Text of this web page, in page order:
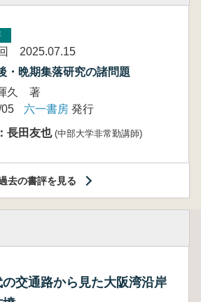
2025.07.15
・晩期集落研究の諸問題
久 著
六一書房 発行
長田友也 (中部大学非常勤講師)
去の書評を見る
の交通路から見た大阪湾沿岸